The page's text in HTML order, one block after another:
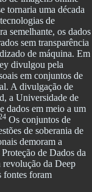
tornaria uma década
de
semelhante, os dados
sem transparência
de máquina. Em
divulgou pela
em conjuntos de
A divulgação de
a Universidade de
dados em meio a um
Os conjuntos de
de soberania de
demoram a
de Dados da
revolução da Deep
fontes foram